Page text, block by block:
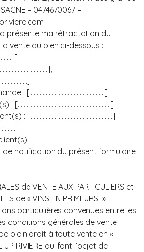
– 0474670067 –
présente ma rétractation du
vente du bien ci-dessous :
]
: [……………………………………………]
: [………………………………………………………]
:[…………………………………………………]
de notification du présent formulaire
de VENTE AUX PARTICULIERS et
de « VINS EN PRIMEURS »
particulières convenues entre les
conditions générales de vente
plein droit à toute vente en «
JP RIVIERE qui font l’objet de